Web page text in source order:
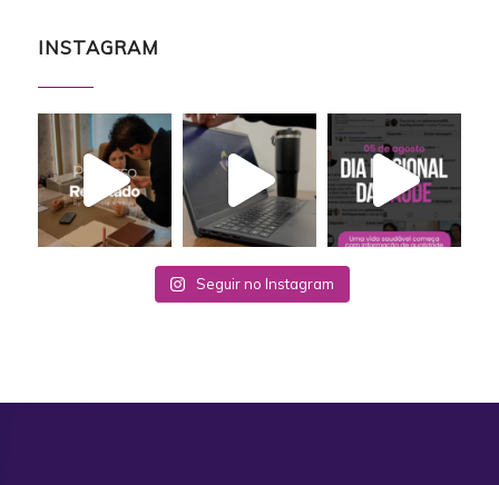
INSTAGRAM
Seguir no Instagram